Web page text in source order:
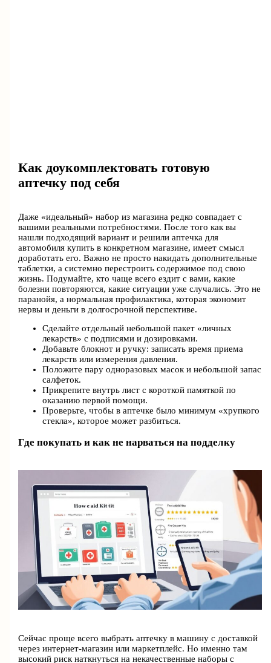
Как доукомплектовать готовую
аптечку под себя
Даже «идеальный» набор из магазина редко совпадает с
вашими реальными потребностями. После того как вы
нашли подходящий вариант и решили аптечка для
автомобиля купить в конкретном магазине, имеет смысл
доработать его. Важно не просто накидать дополнительные
таблетки, а системно перестроить содержимое под свою
жизнь. Подумайте, кто чаще всего ездит с вами, какие
болезни повторяются, какие ситуации уже случались. Это не
паранойя, а нормальная профилактика, которая экономит
нервы и деньги в долгосрочной перспективе.
Сделайте отдельный небольшой пакет «личных
лекарств» с подписями и дозировками.
Добавьте блокнот и ручку: записать время приема
лекарств или измерения давления.
Положите пару одноразовых масок и небольшой запас
салфеток.
Прикрепите внутрь лист с короткой памяткой по
оказанию первой помощи.
Проверьте, чтобы в аптечке было минимум «хрупкого
стекла», которое может разбиться.
Где покупать и как не нарваться на подделку
Сейчас проще всего выбрать аптечку в машину с доставкой
через интернет‑магазин или маркетплейс. Но именно там
высокий риск наткнуться на некачественные наборы с